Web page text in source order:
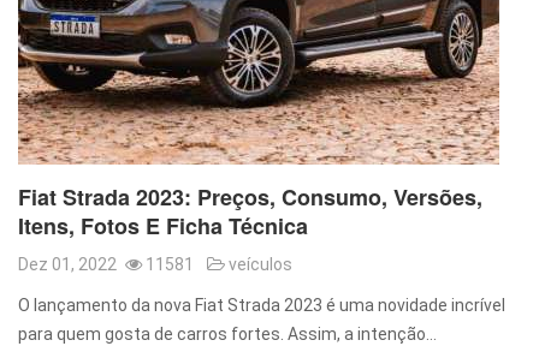
Fiat Strada 2023: Preços, Consumo, Versões,
Itens, Fotos E Ficha Técnica
Dez 01, 2022 11581 veículos
O lançamento da nova Fiat Strada 2023 é uma novidade incrível
para quem gosta de carros fortes. Assim, a intenção…